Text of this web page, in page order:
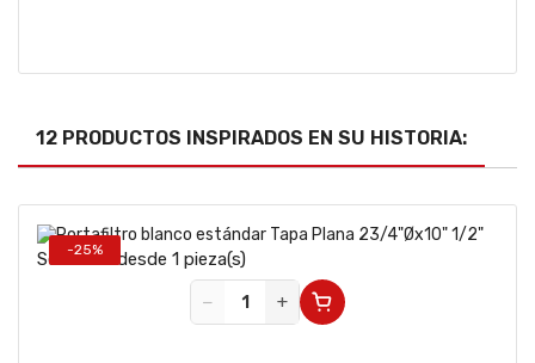
12 PRODUCTOS INSPIRADOS EN SU HISTORIA:
-25%
Se vende desde 1 pieza(s)
−
+